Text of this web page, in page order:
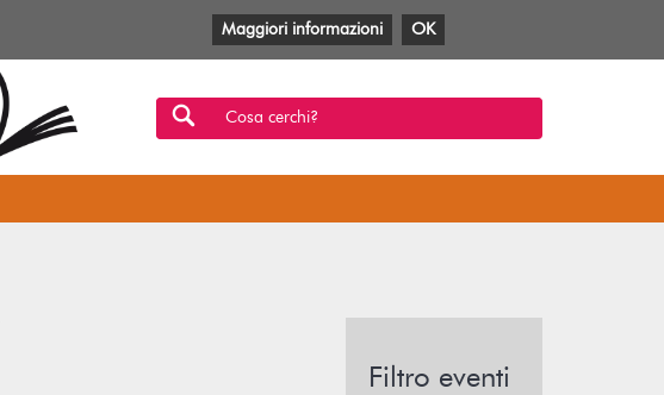
Facebook
TwitterYouTube
Anobii
SBTMlol
Cosa cerchi?
Filtro eventi
Maggiori informazioni OK